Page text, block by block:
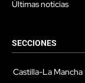
Últimas noticias
SECCIONES
Castilla-La Mancha